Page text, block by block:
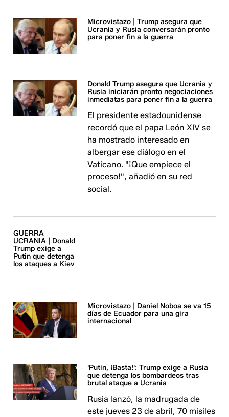
Microvistazo | Trump asegura que
Ucrania y Rusia conversarán pronto
para poner fin a la guerra
Donald Trump asegura que Ucrania y
Rusia iniciarán pronto negociaciones
inmediatas para poner fin a la guerra
El presidente estadounidense
recordó que el papa León XIV se
ha mostrado interesado en
albergar ese diálogo en el
Vaticano. "¡Que empiece el
proceso!", añadió en su red
social.
GUERRA
UCRANIA | Donald
Trump exige a
Putin que detenga
los ataques a Kiev
Microvistazo | Daniel Noboa se va 15
días de Ecuador para una gira
internacional
'Putin, ¡Basta!': Trump exige a Rusia
que detenga los bombardeos tras
brutal ataque a Ucrania
Rusia lanzó, la madrugada de
este jueves 23 de abril, 70 misiles